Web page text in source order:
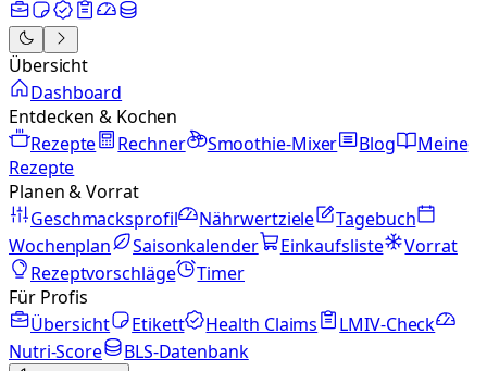
Übersicht
Dashboard
Entdecken & Kochen
Rezepte
Rechner Smoothie-Mixer Blog
Meine
Rezepte
Planen & Vorrat
Geschmacksprofil
Nährwertziele
Tagebuch
Wochenplan
Saisonkalender Einkaufsliste
Vorrat
Rezeptvorschläge
Timer
Für Profis
Übersicht
Etikett Health Claims
LMIV-Check
Nutri-Score
BLS-Datenbank